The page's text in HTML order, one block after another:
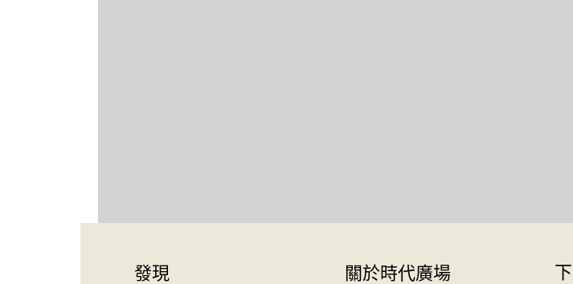
發現 關於時代廣場